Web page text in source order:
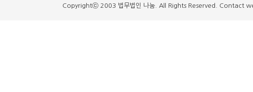
Copyrightⓒ 2003 법무법인 나눔. All Rights Reserved. Contact